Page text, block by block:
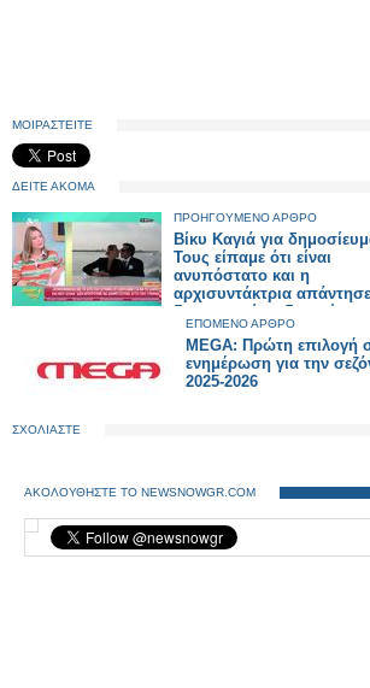
ΜΟΙΡΑΣΤΕΙΤΕ
ΔΕΙΤΕ ΑΚΟΜΑ
ΠΡΟΗΓΟΥΜΕΝΟ ΑΡΘΡΟ
Βίκυ Καγιά για
Τους είπαμε ότι είναι
ανυπόστατο και η
αρχισυντάκτρια απάντησε
δεν μπορεί να διαψεύσει
εαυτό της
ΕΠΟΜΕΝΟ ΑΡΘΡΟ
MEGA: Πρώτη επιλογή
ενημέρωση για την
2025-2026
ΣΧΟΛΙΑΣΤΕ
ΑΚΟΛΟΥΘΗΣΤΕ ΤΟ NEWSNOWGR.COM